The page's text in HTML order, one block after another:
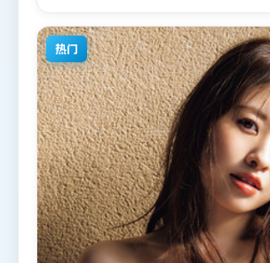
映上线，适合喜欢战争题材的观众观看
热门